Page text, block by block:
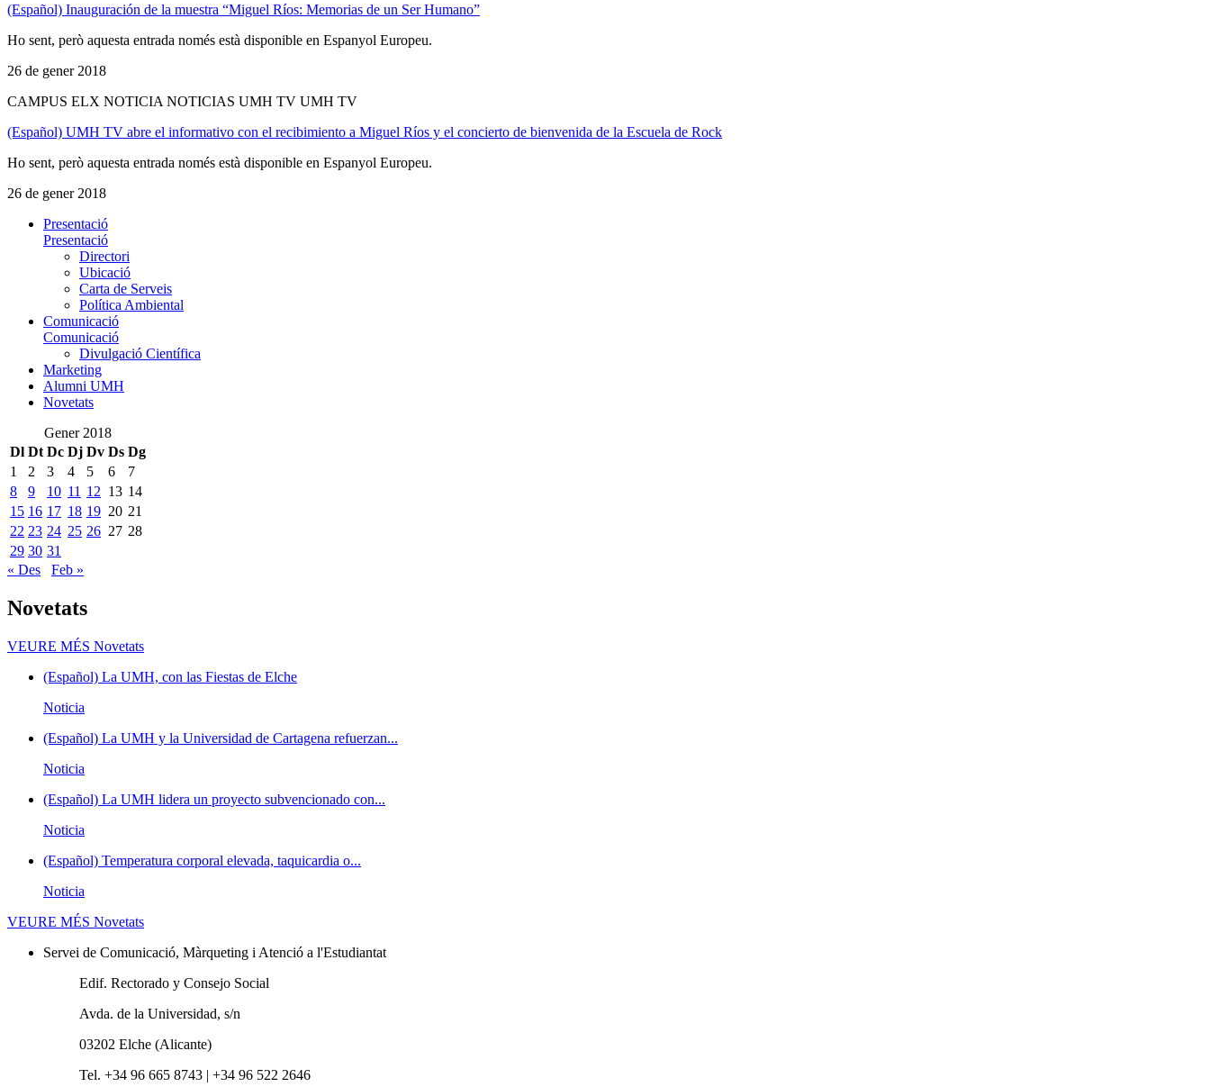
(Español) Inauguración de la muestra “Miguel Ríos: Memorias de un Ser Humano”
Ho sent, però aquesta entrada només està disponible en Espanyol Europeu.
26 de gener 2018
CAMPUS ELX NOTICIA NOTICIAS UMH TV UMH TV
(Español) UMH TV abre el informativo con el recibimiento a Miguel Ríos y el concierto de bienvenida de la Escuela de Rock
Ho sent, però aquesta entrada només està disponible en Espanyol Europeu.
26 de gener 2018
Presentació
Presentació
Directori
Ubicació
Carta de Serveis
Política Ambiental
Comunicació
Comunicació
Divulgació Científica
Marketing
Alumni UMH
Novetats
Gener 2018
Dl Dt Dc Dj Dv Ds Dg
1
2 3 4 5 6
7
8
9 10 11 12 13 14
15 16 17 18 19 20 21
22 23 24 25 26 27 28
29 30 31
« Des
Feb »
Novetats
VEURE MÉS Novetats
(Español) La UMH, con las Fiestas de Elche
Noticia
(Español) La UMH y la Universidad de Cartagena refuerzan...
Noticia
(Español) La UMH lidera un proyecto subvencionado con...
Noticia
(Español) Temperatura corporal elevada, taquicardia o...
Noticia
VEURE MÉS Novetats
Servei de Comunicació, Màrqueting i Atenció a l'Estudiantat
Edif. Rectorado y Consejo Social
Avda. de la Universidad, s/n
03202 Elche (Alicante)
Tel. +34 96 665 8743 | +34 96 522 2646